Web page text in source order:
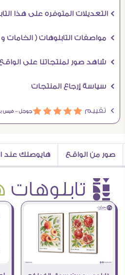
Ö التعديلات المتوفره على هذا التابلوه
Ö مواصفات التابلوهات ( الخامات و الصناعة )
Ö شاهد صور لمنتجاتنا على الواقع
Ö سياسة إرجاع المنتجات
Ö تقييم áááááجوجل –فيس
صور من الواقع هايوصلك عند
è تابلوهات